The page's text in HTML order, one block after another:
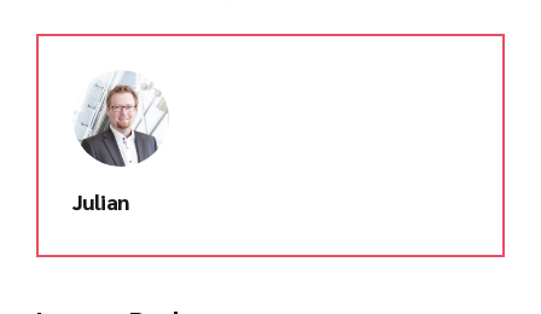
Julian